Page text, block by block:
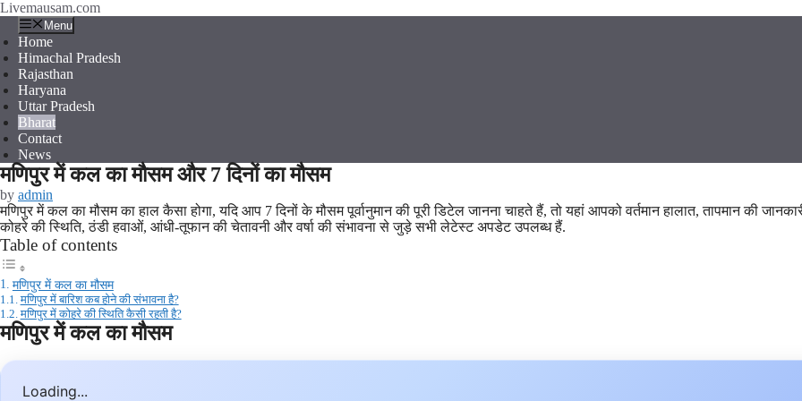
Skip
content
Livemausam.com
Menu
Home
Himachal Pradesh
Rajasthan
Haryana
Uttar Pradesh
Bharat
Contact
News
मणिपुर में कल का मौसम और 7 दिनों का मौसम
by admin
मणिपुर में कल का मौसम का हाल कैसा होगा, यदि आप 7 दिनों के मौसम पूर्वानुमान की पूरी डिटेल जानना चाहते हैं, तो यहां आपको वर्तमान हालात, तापमान की
कोहरे की स्थिति, ठंडी हवाओं, आंधी-तूफान की चेतावनी और वर्षा की संभावना से जुड़े सभी लेटेस्ट अपडेट उपलब्ध हैं.
Table of contents
मणिपुर में कल का मौसम
मणिपुर में बारिश कब होने की संभावना है?
मणिपुर में कोहरे की स्थिति कैसी रहती है?
मणिपुर में कल का मौसम
Loading...